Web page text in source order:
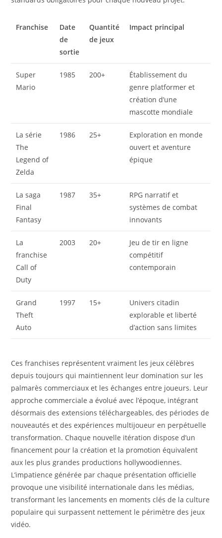
Franchise
Date
de
sortie
Quantité
de jeux
Impact principal
Super
Mario
1985 200+
Établissement du
genre platformer et
création d’une
mascotte mondiale
La série
The
Legend of
Zelda
1986 25+
Exploration en monde
ouvert et aventure
épique
La saga
Final
Fantasy
1987 35+
RPG narratif et
systèmes de combat
innovants
La
franchise
Call of
Duty
2003 20+
Jeu de tir en ligne
compétitif
contemporain
Grand
Theft
Auto
1997 15+
Univers citadin
explorable et liberté
d’action sans limites
Ces franchises représentent vraiment les jeux célèbres
depuis toujours qui maintiennent leur domination sur les
palmarès commerciaux et les échanges entre joueurs. Leur
approche commerciale a évolué avec l’époque, intégrant
désormais des extensions téléchargeables, des périodes de
nouveautés et des expériences multijoueur en perpétuelle
transformation. Chaque nouvelle itération dispose d’un
financement pour la création et la promotion équivalent
aux les plus grandes productions hollywoodiennes.
L’impatience générée par chaque présentation officielle
provoque une visibilité internationale dans les médias,
transformant les lancements en moments clés de la culture
populaire qui surpassent nettement le périmètre des jeux
vidéo.